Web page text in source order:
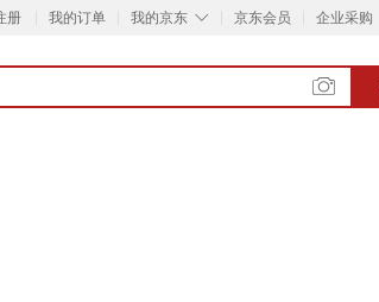
册 我的订单 ◇
我的京东 京东会员 企业采购